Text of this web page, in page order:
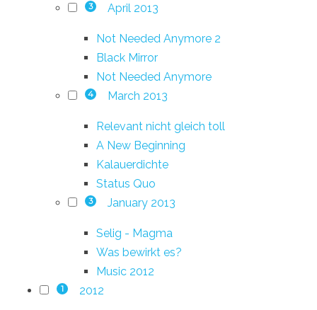
3 April 2013
Not Needed Anymore 2
Black Mirror
Not Needed Anymore
4 March 2013
Relevant nicht gleich toll
A New Beginning
Kalauerdichte
Status Quo
3 January 2013
Selig - Magma
Was bewirkt es?
Music 2012
1 2012